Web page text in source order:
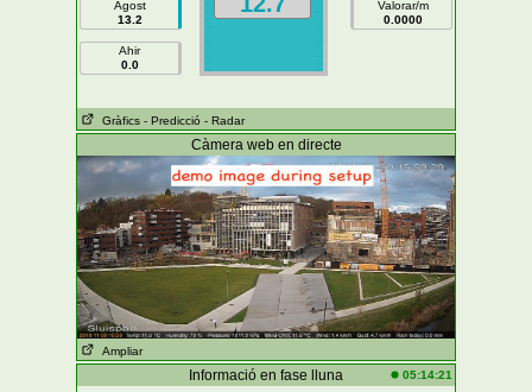
Agost
13.2
Ahir
0.0
Valorar/m
0.0000
Gràfics - Predicció - Radar
Càmera web en directe
Ampliar
Informació en fase lluna 05:14:21